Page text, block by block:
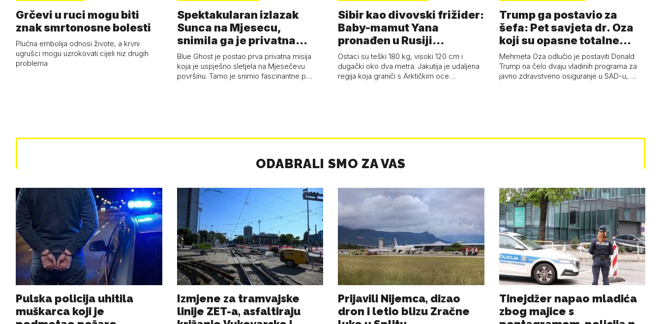
Grčevi u ruci mogu biti
znak smrtonosne bolesti
Plućna embolija odnosi živote, a krvni
ugrušci mogu uzrokovati cijeli niz drugih
problema
Spektakularan izlazak
Sunca na Mjesecu,
snimila ga je privatna
letjelica - 'Pla…
Blue Ghost je postao prva privatna misija
koja je uspješno sletjela na Mjesečevu
površinu. Tamo je snimio fascinantne p…
Sibir kao divovski frižider:
Baby-mamut Yana
pronađen u Rusiji
najsačuvaniji je…
Ostaci su teški 180 kg, visoki 120 cm i
dugački oko dva metra. Jakutija je udaljena
regija koja graniči s Arktičkim oce…
Trump ga postavio za
šefa: Pet savjeta dr. Oza
koji su opasne totalne
budalašti…
Mehmeta Oza odlučio je postaviti Donald
Trump na čelo dvaju vladinih programa za
javno zdravstveno osiguranje u SAD-u, …